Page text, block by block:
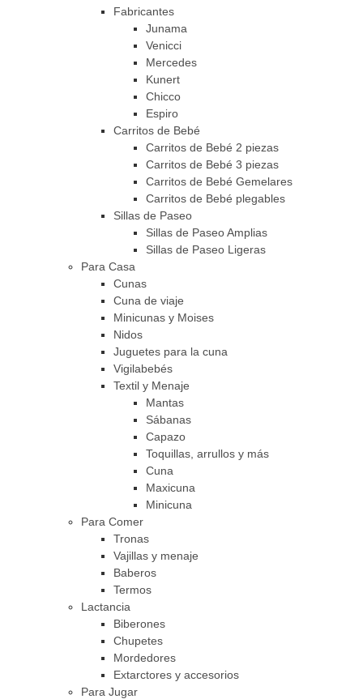
Fabricantes
Junama
Venicci
Mercedes
Kunert
Chicco
Espiro
Carritos de Bebé
Carritos de Bebé 2 piezas
Carritos de Bebé 3 piezas
Carritos de Bebé Gemelares
Carritos de Bebé plegables
Sillas de Paseo
Sillas de Paseo Amplias
Sillas de Paseo Ligeras
Para Casa
Cunas
Cuna de viaje
Minicunas y Moises
Nidos
Juguetes para la cuna
Vigilabebés
Textil y Menaje
Mantas
Sábanas
Capazo
Toquillas, arrullos y más
Cuna
Maxicuna
Minicuna
Para Comer
Tronas
Vajillas y menaje
Baberos
Termos
Lactancia
Biberones
Chupetes
Mordedores
Extarctores y accesorios
Para Jugar